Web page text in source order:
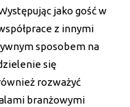
jako gość w
z innymi
sposobem na
się
rozważyć
branżowymi